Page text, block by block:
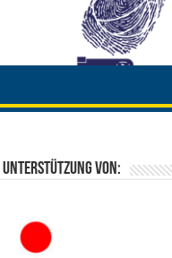
von: